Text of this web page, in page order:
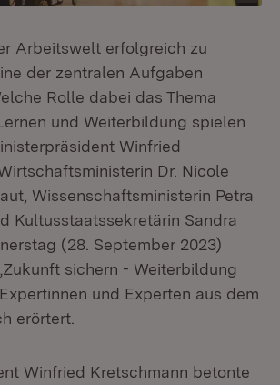
Arbeitswelt erfolgreich zu
der zentralen Aufgaben
Rolle dabei das Thema
und Weiterbildung spielen
Winfried
Dr. Nicole
Wissenschaftsministerin Petra
Kultusstaatssekretärin Sandra
(28. September 2023)
sichern - Weiterbildung
und Experten aus dem
erörtert.
Winfried Kretschmann betonte